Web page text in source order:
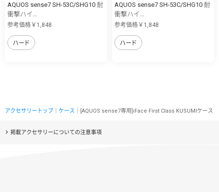
AQUOS sense7 SH-53C/SHG10 耐
衝撃ハイ...
参考価格￥1,848
ハード
AQUOS sense7 SH-53C/SHG10 耐
衝撃ハイ...
参考価格￥1,848
ハード
アクセサリートップ ケース ｜[AQUOS sense7専用]iFace First Class KUSUMIケース
掲載アクセサリーについての注意事項